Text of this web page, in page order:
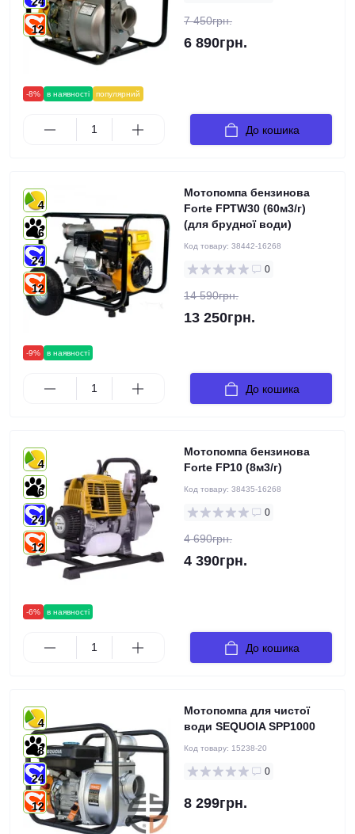
-8% в наявності популярний
12
7 450грн.
6 890грн.
До кошика
-9% в наявності
4
6
24
12
Мотопомпа бензинова
Forte FPTW30 (60м3/г)
(для брудної води)
Код товару: 38442-16268
0
14 590грн.
13 250грн.
До кошика
-6% в наявності
4
6
24
12
Мотопомпа бензинова
Forte FP10 (8м3/г)
Код товару: 38435-16268
0
4 690грн.
4 390грн.
До кошика
4
8
24
12
Мотопомпа для чистої
води SEQUOIA SPP1000
Код товару: 15238-20
0
8 299грн.